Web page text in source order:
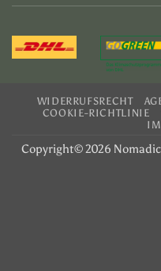
WIDERRUFSRECHT
COOKIE-RICHTLINIE
Copyright© 2026